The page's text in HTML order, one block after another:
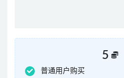
5
普通用户购买